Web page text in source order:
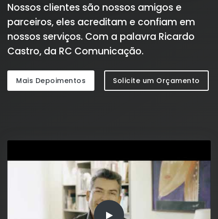
Nossos clientes são nossos amigos e
parceiros, eles acreditam e confiam em
nossos serviços. Com a palavra Ricardo
Castro, da RC Comunicação.
Mais Depoimentos Solicite um Orçamento